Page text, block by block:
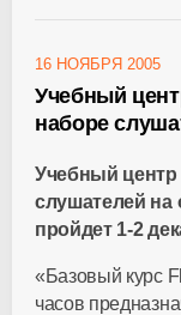
16 НОЯБРЯ 2005
Учебный
наборе
Учебный центр
слушателей на
пройдет 1-2
«Базовый курс
часов